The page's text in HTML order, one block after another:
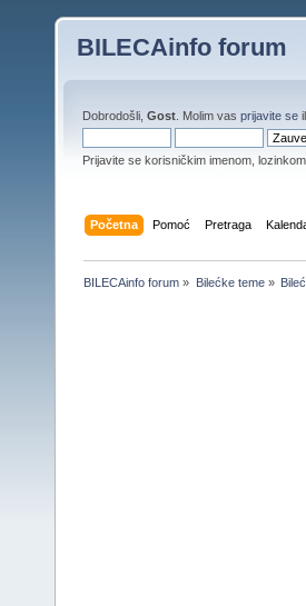
BILECAinfo forum
Dobrodošli, Gost . Molim vas prijavite se
Prijavite se korisničkim imenom,
Početna Pomoć Pretraga
BILECAinfo forum » Bilećke teme»